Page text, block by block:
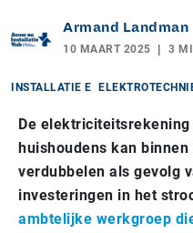
Armand Landman
10 MAART 2025 3
INSTALLATIE E
De elektriciteitsrekening
huishoudens kan
verdubbelen als gevolg
investeringen in het
ambtelijke werkgroep